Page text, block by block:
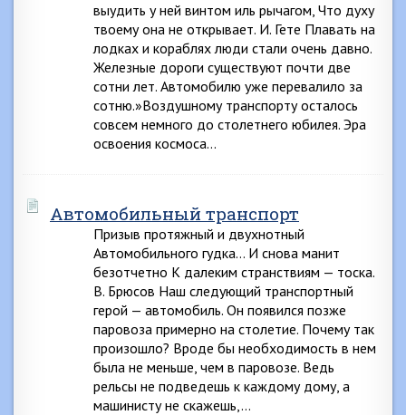
выудить у ней винтом иль рычагом, Что духу
твоему она не открывает. И. Гете Плавать на
лодках и кораблях люди стали очень давно.
Железные дороги существуют почти две
сотни лет. Автомобилю уже перевалило за
сотню.»Воздушному транспорту осталось
совсем немного до столетнего юбилея. Эра
освоения космоса…
Автомобильный транспорт
Призыв протяжный и двухнотный
Автомобильного гудка… И снова манит
безотчетно К далеким странствиям — тоска.
В. Брюсов Наш следующий транспортный
герой — автомобиль. Он появился позже
паровоза примерно на столетие. Почему так
произошло? Вроде бы необходимость в нем
была не меньше, чем в паровозе. Ведь
рельсы не подведешь к каждому дому, а
машинисту не скажешь,…